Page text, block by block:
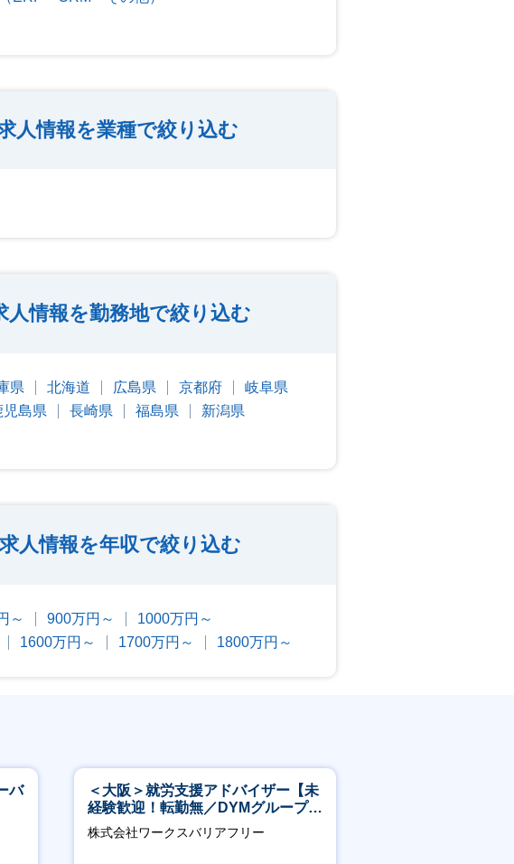
人情報を業種で絞り込む
情報を勤務地で絞り込む
県 北海道 広島県 京都府
岐阜県
児島県 長崎県 福島県
新潟県
人情報を年収で絞り込む
～ 900万円～
1000万円～
1600万円～ 1700万円～ 1800万円～
バ
＜大阪＞就労支援アドバイザー【未
経験歓迎！転勤無／DYMグループ／
ホスピタリティ高い方歓迎／土日
祝】
株式会社ワークスバリアフリー